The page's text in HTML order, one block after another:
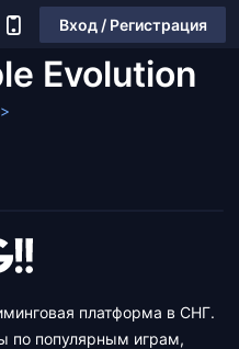
Вход / Регистрация
Evolution
платформа в СНГ.
по популярным играм,